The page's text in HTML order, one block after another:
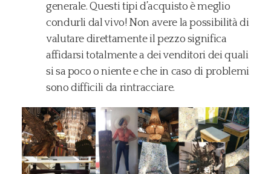
generale. Questi tipi d’acquisto è meglio
condurli dal vivo! Non avere la possibilità di
valutare direttamente il pezzo significa
affidarsi totalmente a dei venditori dei quali
si sa poco o niente e che in caso di problemi
sono difficili da rintracciare.